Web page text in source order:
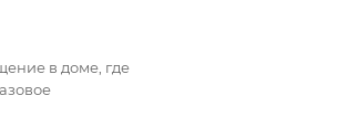
в доме, где